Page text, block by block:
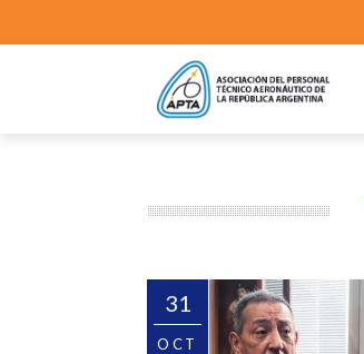
31
OCT